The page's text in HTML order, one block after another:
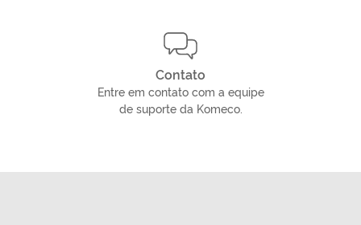
Contato
Entre em contato com a equipe
de suporte da Komeco.